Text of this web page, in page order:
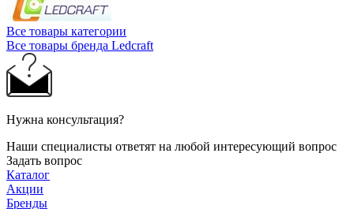
Все товары категории
Все товары бренда Ledcraft
Нужна консультация?
Наши специалисты ответят на любой интересующий вопрос
Задать вопрос
Каталог
Акции
Бренды